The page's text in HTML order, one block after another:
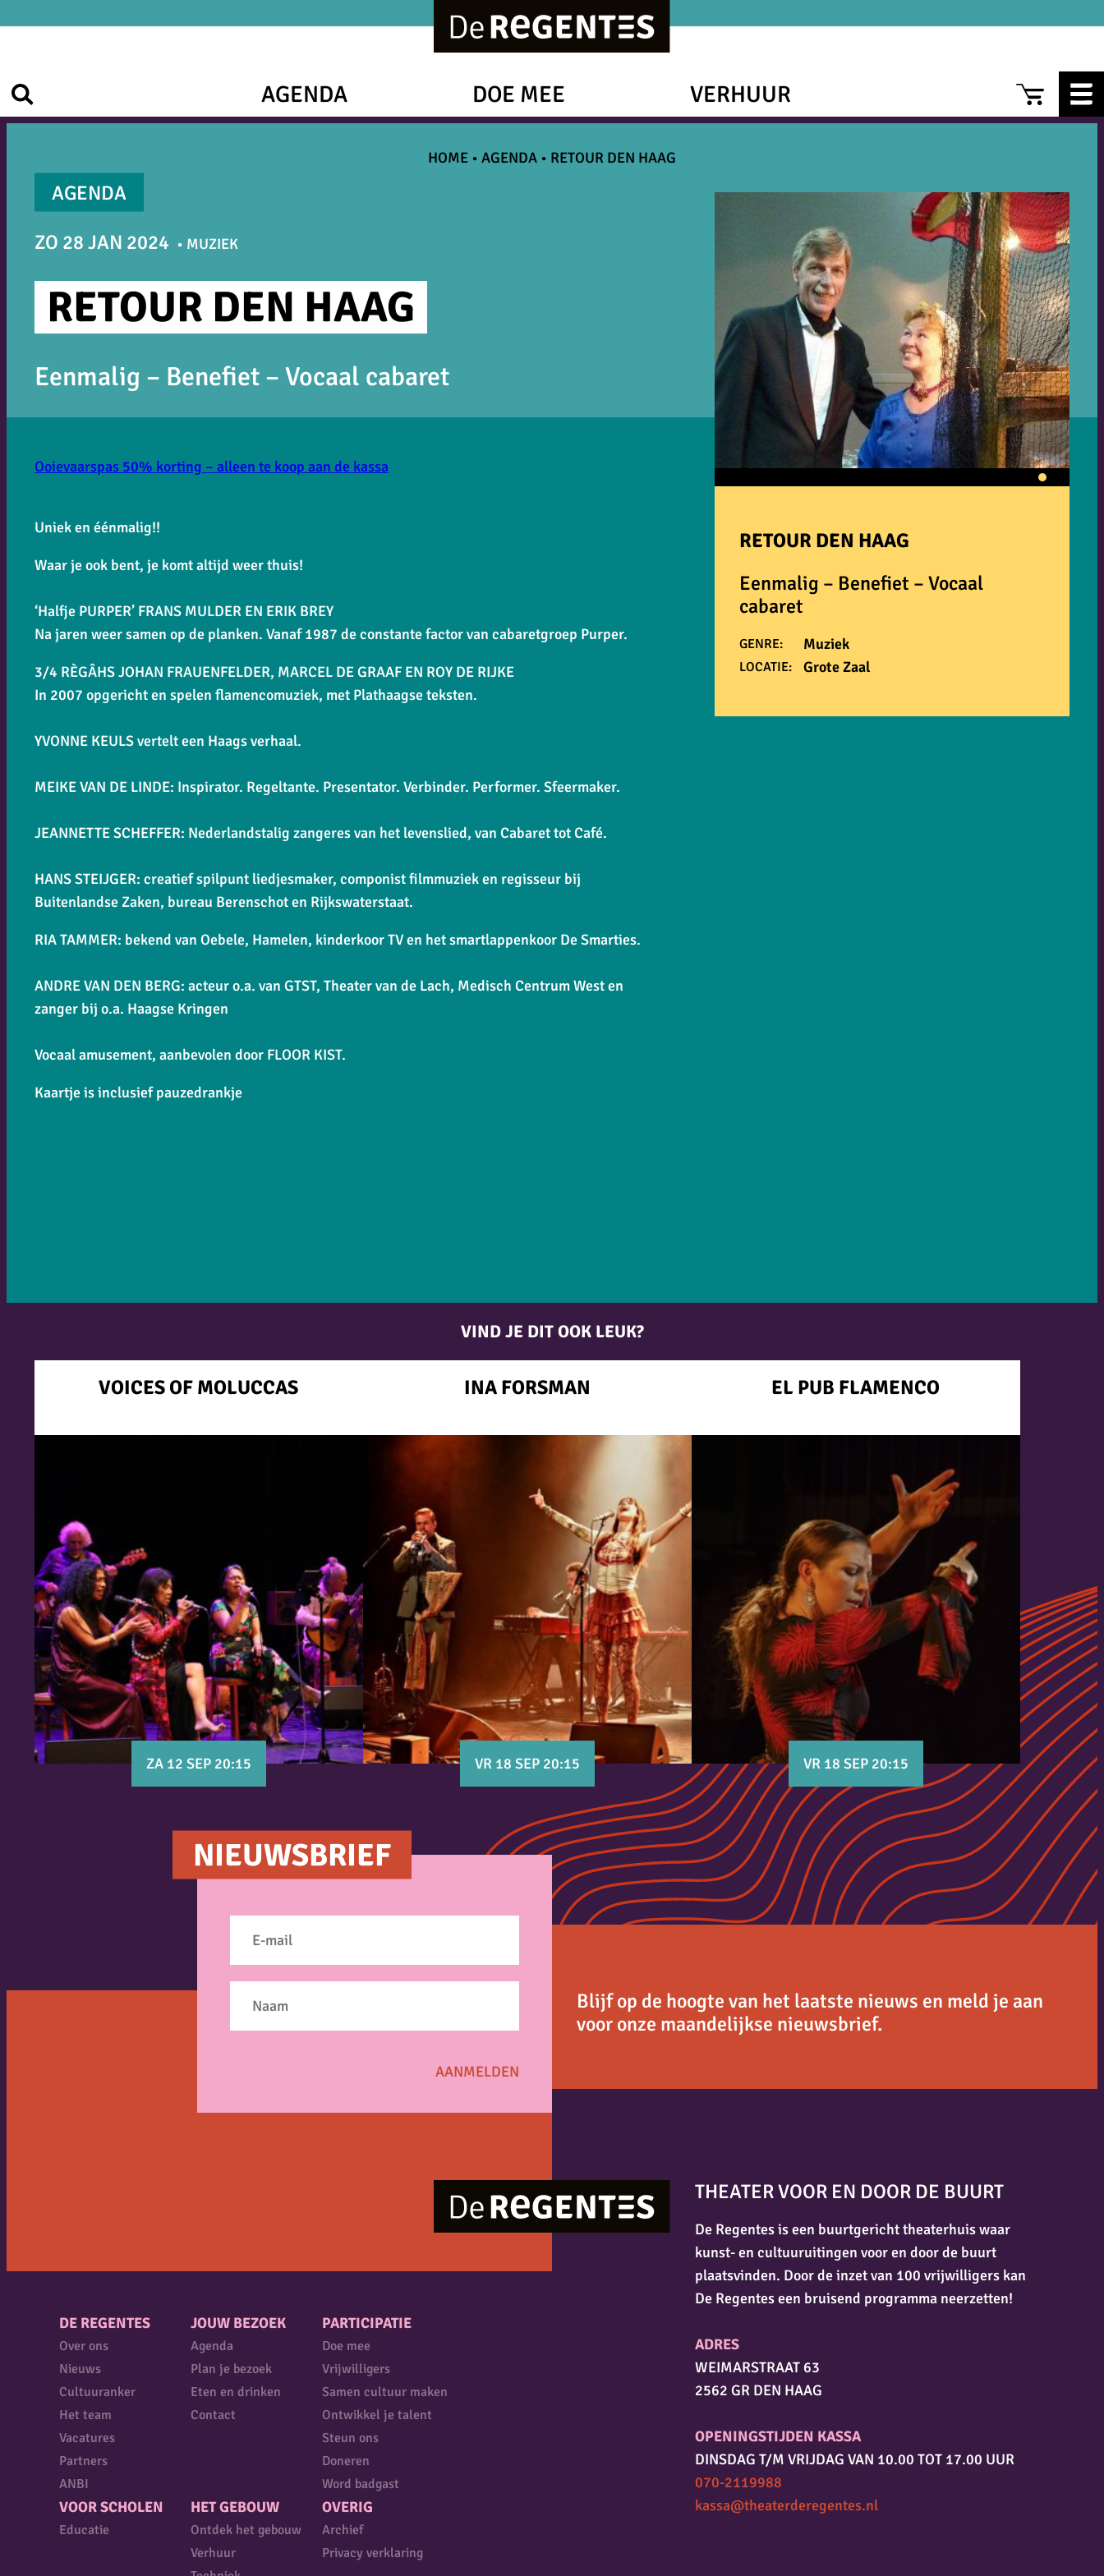
inhoud
AGENDA DOE MEE VERHUUR
HOME • AGENDA • RETOUR DEN HAAG
AGENDA
ZO 28 JAN 2024 MUZIEK
RETOUR DEN HAAG
Eenmalig – Benefiet – Vocaal cabaret
Ooievaarspas 50% korting – alleen te koop aan de kassa
Uniek en éénmalig!!
Waar je ook bent, je komt altijd weer thuis!
‘Halfje PURPER’ FRANS MULDER EN ERIK BREY
Na jaren weer samen op de planken. Vanaf 1987 de constante factor van cabaretgroep Purper.
3/4 RÈGÂHS JOHAN FRAUENFELDER, MARCEL DE GRAAF EN ROY DE RIJKE
In 2007 opgericht en spelen flamencomuziek, met Plathaagse teksten.
YVONNE KEULS vertelt een Haags verhaal.
MEIKE VAN DE LINDE: Inspirator. Regeltante. Presentator. Verbinder. Performer. Sfeermaker.
JEANNETTE SCHEFFER: Nederlandstalig zangeres van het levenslied, van Cabaret tot Café.
HANS STEIJGER: creatief spilpunt liedjesmaker, componist filmmuziek en regisseur bij
Buitenlandse Zaken, bureau Berenschot en Rijkswaterstaat.
RIA TAMMER: bekend van Oebele, Hamelen, kinderkoor TV en het smartlappenkoor De Smarties.
ANDRE VAN DEN BERG: acteur o.a. van GTST, Theater van de Lach, Medisch Centrum West en
zanger bij o.a. Haagse Kringen
Vocaal amusement, aanbevolen door FLOOR KIST.
Kaartje is inclusief pauzedrankje
RETOUR DEN HAAG
Eenmalig – Benefiet – Vocaal
cabaret
GENRE: Muziek
LOCATIE: Grote Zaal
VIND JE DIT OOK LEUK?
VOICES OF MOLUCCAS
ZA 12 SEP 20:15
INA FORSMAN
VR 18 SEP 20:15
EL PUB FLAMENCO
VR 18 SEP 20:15
NIEUWSBRIEF
Blijf op de hoogte van het laatste nieuws en meld je aan
voor onze maandelijkse nieuwsbrief.
DE REGENTES
Over ons
Nieuws
Cultuuranker
Het team
Vacatures
Partners
ANBI
JOUW BEZOEK
Agenda
Plan je bezoek
Eten en drinken
Contact
PARTICIPATIE
Doe mee
Vrijwilligers
Samen cultuur maken
Ontwikkel je talent
Steun ons
Doneren
Word badgast
VOOR SCHOLEN
Educatie
HET GEBOUW
Ontdek het gebouw
Verhuur
OVERIG
Archief
Privacy verklaring
THEATER VOOR EN DOOR DE BUURT
De Regentes is een buurtgericht theaterhuis waar
kunst- en cultuuruitingen voor en door de buurt
plaatsvinden. Door de inzet van 100 vrijwilligers kan
De Regentes een bruisend programma neerzetten!
ADRES
WEIMARSTRAAT 63
2562 GR DEN HAAG
OPENINGSTIJDEN KASSA
DINSDAG T/M VRIJDAG VAN 10.00 TOT 17.00 UUR
070-2119988
kassa@theaterderegentes.nl